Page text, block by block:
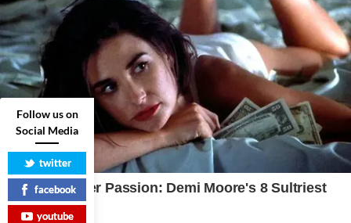
Follow us on
Social Media
twitter
facebook
youtube